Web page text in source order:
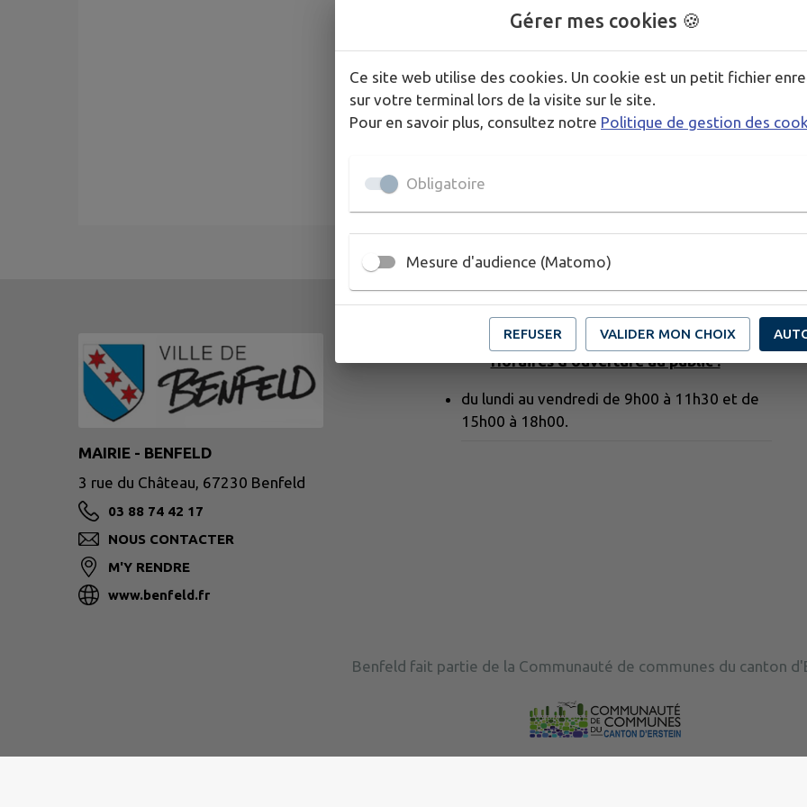
MAIRIE - BENFELD
3 rue du Château, 67230 Benfeld
03 88 74 42 17
NOUS CONTACTER
M'Y RENDRE
www.benfeld.fr
Horaires d'ouverture au public :
du lundi au vendredi de 9h00 à 11h30 et de
15h00 à 18h00.
Benfeld fait partie de la Communauté de communes du canton
Gérer mes cookies 🍪
Ce site web utilise des cookies. Un cookie est un petit fichier
sur votre terminal lors de la visite sur le site.
Pour en savoir plus, consultez notre Politique de gestion des
Obligatoire
Mesure d'audience (Matomo)
REFUSER VALIDER MON CHOIX